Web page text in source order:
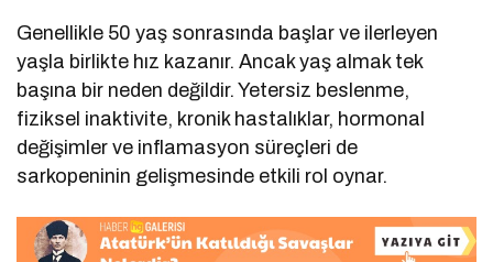
Genellikle 50 yaş sonrasında başlar ve ilerleyen
yaşla birlikte hız kazanır. Ancak yaş almak tek
başına bir neden değildir. Yetersiz beslenme,
fiziksel inaktivite, kronik hastalıklar, hormonal
değişimler ve inflamasyon süreçleri de
sarkopeninin gelişmesinde etkili rol oynar.